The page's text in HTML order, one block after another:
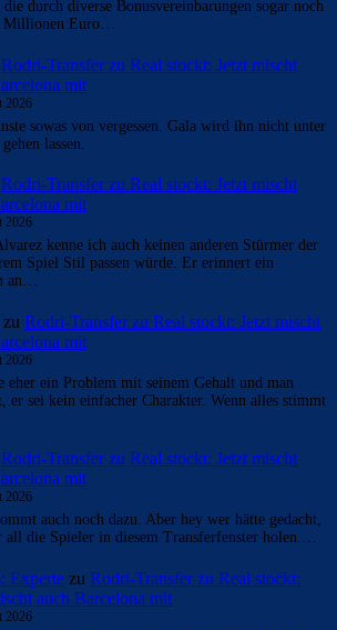
die durch diverse Bonusvereinbarungen sogar noch
Millionen Euro…
Rodri-Transfer zu Real stockt: Jetzt mischt
mit
2026
sowas von vergessen. Gala wird ihn nicht unter
lassen.
Rodri-Transfer zu Real stockt: Jetzt mischt
mit
2026
kenne ich auch keinen anderen Stürmer der
Spiel Stil passen würde. Er erinnert ein
an…
zu Rodri-Transfer zu Real stockt: Jetzt mischt
mit
2026
eher ein Problem mit seinem Gehalt und man
er sei kein einfacher Charakter. Wenn alles stimmt
Rodri-Transfer zu Real stockt: Jetzt mischt
mit
2026
auch noch dazu. Aber hey wer hätte gedacht,
all die Spieler in diesem Transferfenster holen.…
Experte zu Rodri-Transfer zu Real stockt:
auch Barcelona mit
2026